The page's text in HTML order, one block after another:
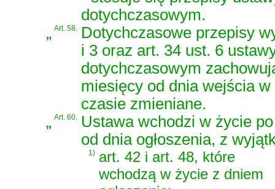
dotychczasowym.
„Art. 58. Dotychczasowe przepisy
i 3 oraz art. 34 ust. 6
dotychczasowym
miesięcy od dnia wejścia
czasie zmieniane.
„Art. 60. Ustawa wchodzi w życie
od dnia ogłoszenia, z
1) art. 42 i art. 48, które
wchodzą w życie z dniem